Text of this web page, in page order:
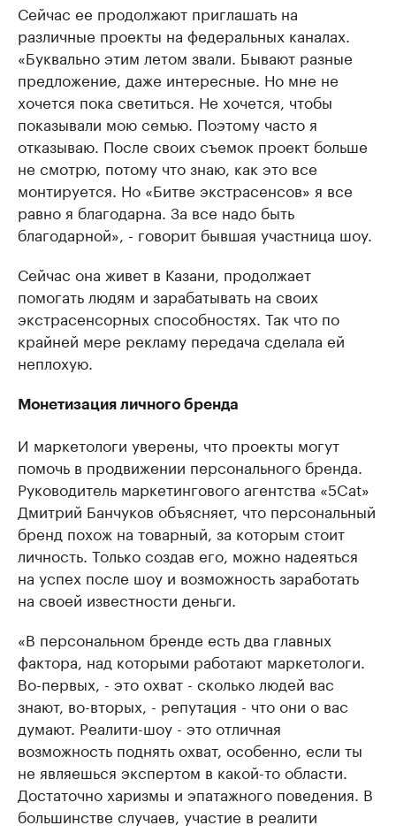
Сейчас ее продолжают приглашать на
различные проекты на федеральных каналах.
«Буквально этим летом звали. Бывают разные
предложение, даже интересные. Но мне не
хочется пока светиться. Не хочется, чтобы
показывали мою семью. Поэтому часто я
отказываю. После своих съемок проект больше
не смотрю, потому что знаю, как это все
монтируется. Но «Битве экстрасенсов» я все
равно я благодарна. За все надо быть
благодарной», - говорит бывшая участница шоу.
Сейчас она живет в Казани, продолжает
помогать людям и зарабатывать на своих
экстрасенсорных способностях. Так что по
крайней мере рекламу передача сделала ей
неплохую.
Монетизация личного бренда
И маркетологи уверены, что проекты могут
помочь в продвижении персонального бренда.
Руководитель маркетингового агентства «5Cat»
Дмитрий Банчуков объясняет, что персональный
бренд похож на товарный, за которым стоит
личность. Только создав его, можно надеяться
на успех после шоу и возможность заработать
на своей известности деньги.
«В персональном бренде есть два главных
фактора, над которыми работают маркетологи.
Во-первых, - это охват - сколько людей вас
знают, во-вторых, - репутация - что они о вас
думают. Реалити-шоу - это отличная
возможность поднять охват, особенно, если ты
не являешься экспертом в какой-то области.
Достаточно харизмы и эпатажного поведения. В
большинстве случаев, участие в реалити